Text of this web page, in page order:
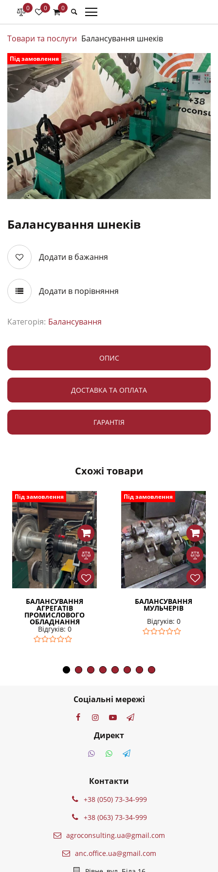
0 0 0
Товари та послуги Балансування шнеків
Під замовлення
Балансування шнеків
Додати в бажання
Додати в порівняння
Категорія: Балансування
ОПИС
ДОСТАВКА ТА ОПЛАТА
ГАРАНТІЯ
Схожі товари
Під замовлення
БАЛАНСУВАННЯ
АГРЕГАТІВ
ПРОМИСЛОВОГО
ОБЛАДНАННЯ
Відгуків: 0
Під замовлення
БАЛАНСУВАННЯ
МУЛЬЧЕРІВ
Відгуків: 0
Соціальні мережі
Директ
Контакти
+38 (050) 73-34-999
+38 (063) 73-34-999
agroconsulting.ua@gmail.com
anc.office.ua@gmail.com